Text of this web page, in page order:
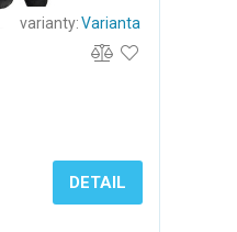
varianty:Varianta
DETAIL